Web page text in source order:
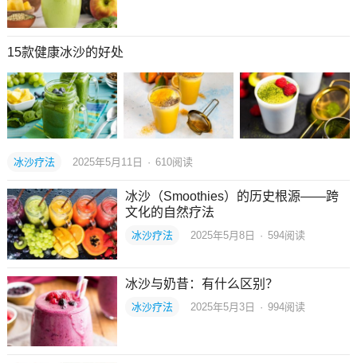
15款健康冰沙的好处
冰沙疗法 2025年5月11日 · 610阅读
冰沙（Smoothies）的历史根源——跨
文化的自然疗法
冰沙疗法 2025年5月8日 · 594阅读
冰沙与奶昔：有什么区别？
冰沙疗法 2025年5月3日 · 994阅读